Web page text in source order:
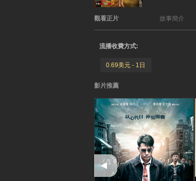
觀看正片 故事簡介
流播收費方式:
0.69美元 - 1日
影片推薦